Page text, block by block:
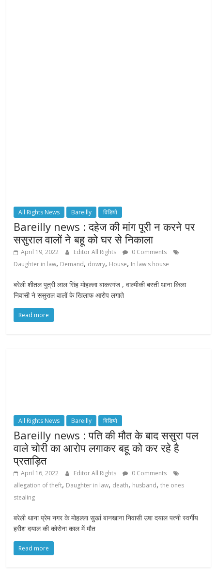
All Rights News Bareilly विडियो
Bareilly news : दहेज की मांग पूरी न करने पर
ससुराल वालों ने बहू को घर से निकाला
April 19, 2022 Editor All Rights
0 Comments
Daughter in law, Demand, dowry, House, In law's house
बरेली शीतल पुत्री लाल सिंह मोहल्ला बाकरगंज , वाल्मीकी बस्ती थाना किला
निवासी ने ससुराल वालों के खिलाफ आरोप लगाते
Read more
All Rights News Bareilly विडियो
Bareilly news : पति की मौत के बाद ससुरा पल
वाले चोरी का आरोप लगाकर बहू को कर रहे है
प्रताड़ित
April 16, 2022 Editor All Rights
0 Comments
allegation of theft, Daughter in law, death, husband,the ones
stealing
बरेली थाना प्रेम नगर के मोहल्ला सुर्खा बानखाना निवासी उषा दयाल पत्नी स्वर्गीय
हरीश दयाल की कोरोना काल में मौत
Read more